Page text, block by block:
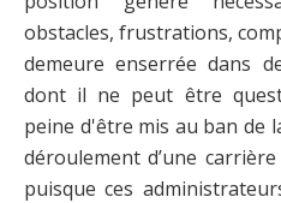
obstacles, frustrations,
demeure enserrée dans
dont il ne peut être
peine d'être mis au ban de
déroulement d’une
puisque ces